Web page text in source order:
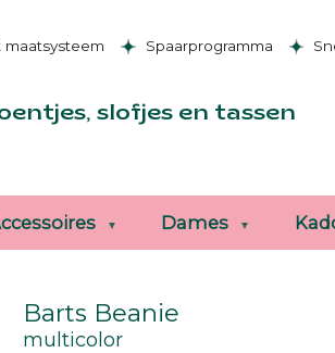
maatsysteem Spaarprogramma
slofjes en tassen
Dames
Barts Beanie
multicolor